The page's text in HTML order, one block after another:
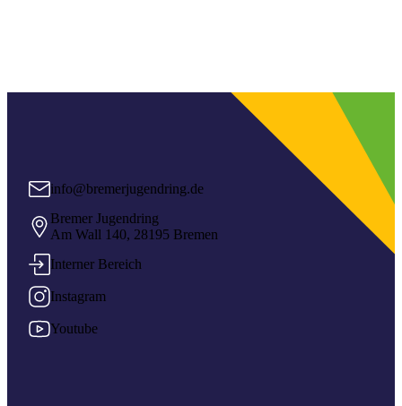
info@bremerjugendring.de
Bremer Jugendring
Am Wall 140, 28195 Bremen
Interner Bereich
Instagram
Youtube